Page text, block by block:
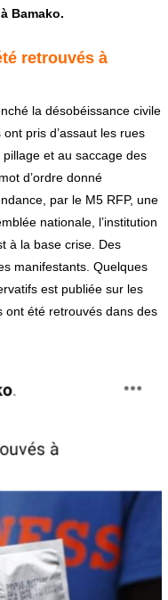
Bamako.
retrouvés à
la désobéissance civile
pris d’assaut les rues
et au saccage des
d’ordre donné
par le M5 RFP, une
nationale, l’institution
à la base crise. Des
manifestants. Quelques
est publiée sur les
ont été retrouvés dans des